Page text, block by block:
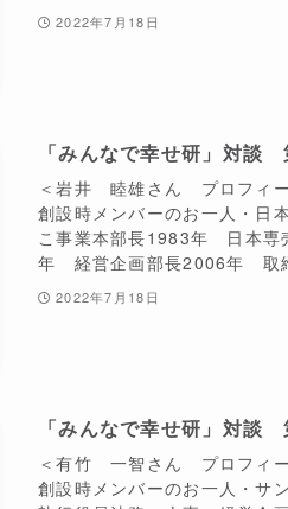
2022年7月18日
「みんなで幸せ研」対談
＜岩井 睦雄さん プロフィー
創設時メンバーのお一人・
こ事業本部長1983年 日本専
年 経営企画部長2006年 取
2022年7月18日
「みんなで幸せ研」対談
＜有竹 一智さん プロフィー
創設時メンバーのお一人・サ